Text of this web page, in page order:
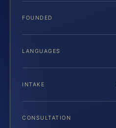
FOUNDED
LANGUAGES
INTAKE
CONSULTATION